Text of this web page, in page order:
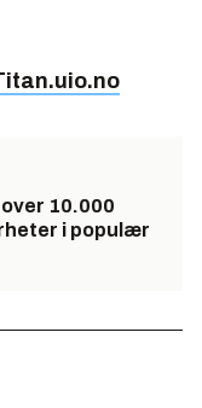
10.000
i populær